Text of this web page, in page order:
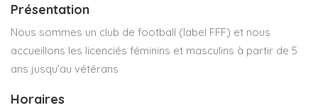
Présentation
Nous sommes un club de football (label FFF) et nous
accueillons les licenciés féminins et masculins à partir de 5
ans jusqu’au vétérans
Horaires